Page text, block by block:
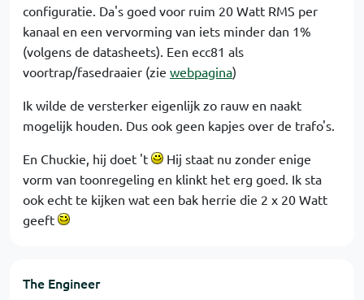
configuratie. Da's goed voor ruim 20 Watt RMS per
kanaal en een vervorming van iets minder dan 1%
(volgens de datasheets). Een ecc81 als
voortrap/fasedraaier (zie webpagina)
Ik wilde de versterker eigenlijk zo rauw en naakt
mogelijk houden. Dus ook geen kapjes over de trafo's.
En Chuckie, hij doet 't
Hij staat nu zonder enige
vorm van toonregeling en klinkt het erg goed. Ik sta
ook echt te kijken wat een bak herrie die 2 x 20 Watt
geeft
The Engineer